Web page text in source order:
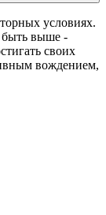
условиях.
быть выше -
своих
вождением,